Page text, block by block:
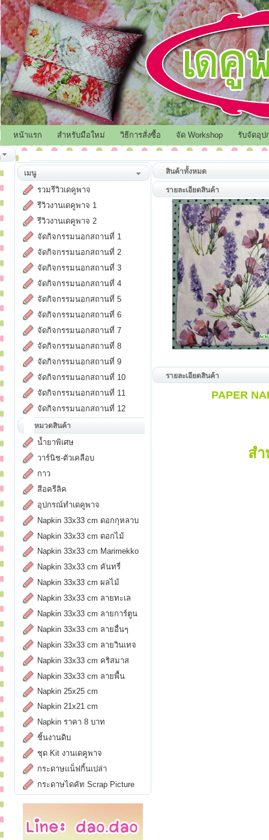
หน้าแรก สำหรับมือใหม่ วิธีการสั่งซื้อ จัด Workshop รับจัดอุป
เมนู
รวมรีวิวเดคูพาจ
รีวิวงานเดคูพาจ 1
รีวิวงานเดคูพาจ 2
จัดกิจกรรมนอกสถานที่ 1
จัดกิจกรรมนอกสถานที่ 2
จัดกิจกรรมนอกสถานที่ 3
จัดกิจกรรมนอกสถานที่ 4
จัดกิจกรรมนอกสถานที่ 5
จัดกิจกรรมนอกสถานที่ 6
จัดกิจกรรมนอกสถานที่ 7
จัดกิจกรรมนอกสถานที่ 8
จัดกิจกรรมนอกสถานที่ 9
จัดกิจกรรมนอกสถานที่ 10
จัดกิจกรรมนอกสถานที่ 11
จัดกิจกรรมนอกสถานที่ 12
หมวดสินค้า
น้ำยาพิเศษ
วาร์นิช-ตัวเคลือบ
กาว
สีอครีลิค
อุปกรณ์ทำเดคูพาจ
Napkin 33x33 cm ดอกกุหลาบ
Napkin 33x33 cm ดอกไม้
Napkin 33x33 cm Marimekko
Napkin 33x33 cm คันทรี่
Napkin 33x33 cm ผลไม้
Napkin 33x33 cm ลายทะเล
Napkin 33x33 cm ลายการ์ตูน
Napkin 33x33 cm ลายอื่นๆ
Napkin 33x33 cm ลายวินเทจ
Napkin 33x33 cm คริสมาส
Napkin 33x33 cm ลายพื้น
Napkin 25x25 cm
Napkin 21x21 cm
Napkin ราคา 8 บาท
ชิ้นงานดิบ
ชุด Kit งานเดคูพาจ
กระดาษแน็ฟกิ้นเปล่า
กระดาษไดคัท Scrap Picture
สินค้าทั้งหมด
รายละเอียดสินค้า
รายละเอียดสินค้า
PAPER
สำ